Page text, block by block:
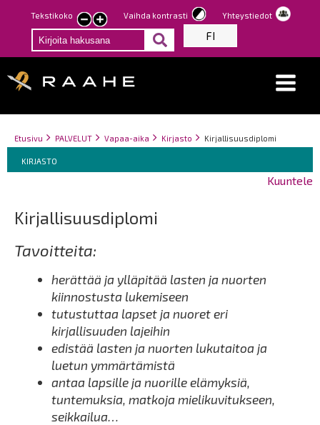
Hyppää
pääsisältöön
Tekstikoko
Pienennä
tekstin
kokoa
Suurenna
tekstin
kokoa
Vaihda kontrasti Yhteystiedot
FI
Breadcrumbs
You
here:
Etusivu PALVELUT Vapaa-aika Kirjasto Kirjallisuusdiplomi
Breadcrumbs
You
are
KIRJASTO
Kuuntele
Kirjallisuusdiplomi
Tavoitteita:
herättää ja ylläpitää lasten ja nuorten
kiinnostusta lukemiseen
tutustuttaa lapset ja nuoret eri
kirjallisuuden lajeihin
edistää lasten ja nuorten lukutaitoa ja
luetun ymmärtämistä
antaa lapsille ja nuorille elämyksiä,
tuntemuksia, matkoja mielikuvitukseen,
seikkailua…